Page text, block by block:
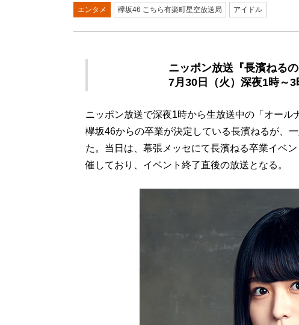
エンタメ 欅坂46 こちら有楽町星空放送局 アイドル
ニッポン放送『長濱ねる
7月30日（火）深夜1時～
ニッポン放送で深夜1時から生放送中の「オール
欅坂46からの卒業が決定している長濱ねるが、
た。当日は、幕張メッセにて長濱ねる卒業イベ
催しており、イベント終了直後の放送となる。